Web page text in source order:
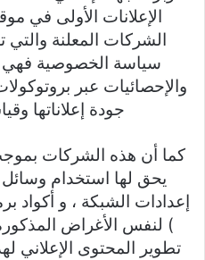
الإعلانات الأولى في
الشركات المعلنة
سياسة الخصوصية فهي
والإحصائيات عبر
جودة إعلاناتها
كما أن هذه الشركات بموجب
يحق لها استخدام وسائل
إعدادات الشبكة ، و أكواد
) لنفس الأغراض
تطوير المحتوى